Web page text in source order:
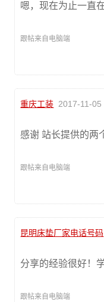
嗯，现在为止一直
跟帖来自电脑端
重庆工装 2017-11-05
感谢 站长提供的两
跟帖来自电脑端
昆明床垫厂家电话号码
分享的经验很好！
跟帖来自电脑端